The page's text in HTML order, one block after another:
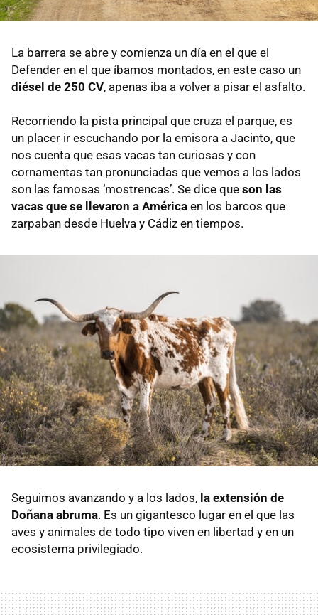
La barrera se abre y comienza un día en el que el
Defender en el que íbamos montados, en este caso un
diésel de 250 CV, apenas iba a volver a pisar el asfalto.
Recorriendo la pista principal que cruza el parque, es
un placer ir escuchando por la emisora a Jacinto, que
nos cuenta que esas vacas tan curiosas y con
cornamentas tan pronunciadas que vemos a los lados
son las famosas ‘mostrencas’. Se dice que son las
vacas que se llevaron a América en los barcos que
zarpaban desde Huelva y Cádiz en tiempos.
Seguimos avanzando y a los lados, la extensión de
Doñana abruma. Es un gigantesco lugar en el que las
aves y animales de todo tipo viven en libertad y en un
ecosistema privilegiado.